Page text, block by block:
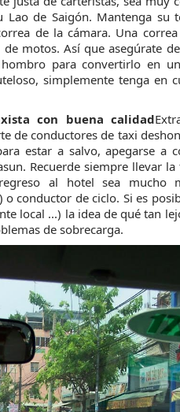
Lao de Saigón. Mantenga su
de la cámara. Una
motos. Así que asegúrate
para convertirlo en
simplemente tenga en
con buena calidad
de conductores de taxi
estar a salvo, apegarse a
Recuerde siempre llevar la
al hotel sea mucho
conductor de ciclo. Si es
local ...) la idea de qué tan
de sobrecarga.